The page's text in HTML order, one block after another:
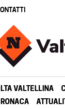
VALTELLINA